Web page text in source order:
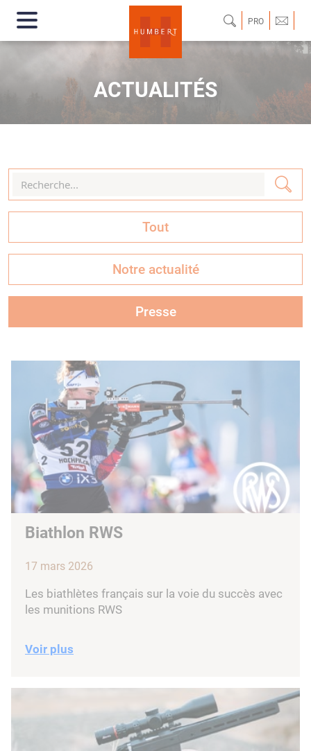
PRO
ACTUALITÉS
Tout
Notre actualité
Presse
Biathlon RWS
17 mars 2026
Les biathlètes français sur la voie du succès avec
les munitions RWS
Voir plus